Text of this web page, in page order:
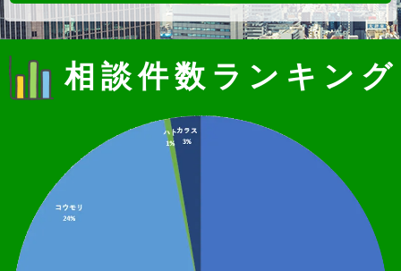
相談件数ランキング